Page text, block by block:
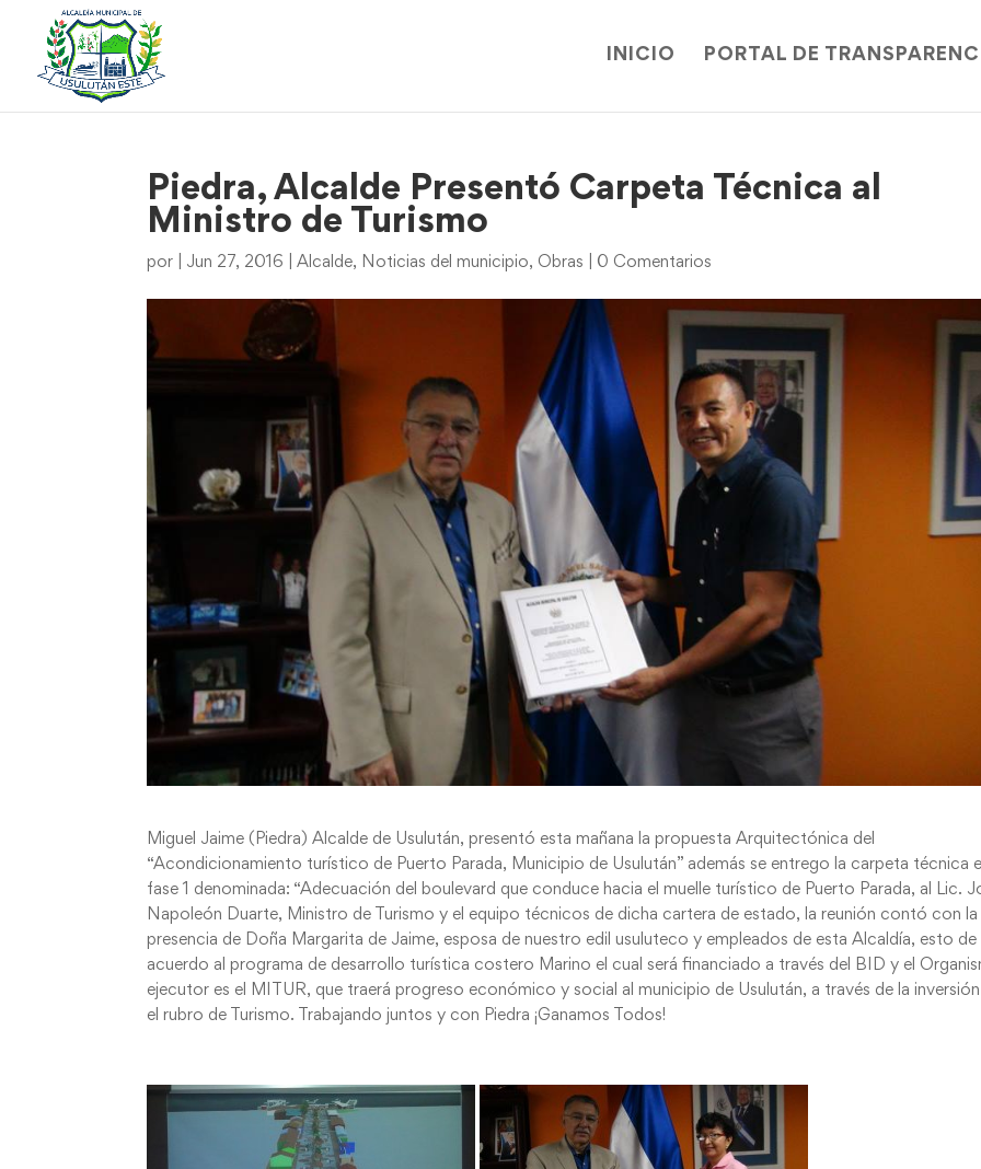
INICIO PORTAL DE
Piedra, Alcalde Presentó Carpeta Técnica al
Ministro de Turismo
por Jun 27, 2016 |Alcalde, Noticias del municipio, Obras 0 Comentarios
Miguel Jaime (Piedra) Alcalde de Usulután, presentó esta mañana la propuesta Arquitectónica del
“Acondicionamiento turístico de Puerto Parada, Municipio de Usulután” además se entrego la carpeta técnica
fase 1 denominada: “Adecuación del boulevard que conduce hacia el muelle turístico de Puerto Parada, al Lic.
Napoleón Duarte, Ministro de Turismo y el equipo técnicos de dicha cartera de estado, la reunión contó con la
presencia de Doña Margarita de Jaime, esposa de nuestro edil usuluteco y empleados de esta Alcaldía, esto de
acuerdo al programa de desarrollo turística costero Marino el cual será financiado a través del BID y el
ejecutor es el MITUR, que traerá progreso económico y social al municipio de Usulután, a través de la
el rubro de Turismo. Trabajando juntos y con Piedra ¡Ganamos Todos!